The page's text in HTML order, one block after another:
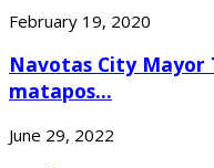
February 19, 2020
Navotas City Mayor
matapos...
June 29, 2022